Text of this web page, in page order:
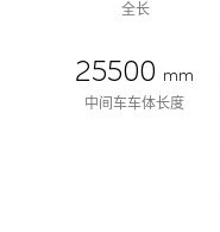
全长
25500 mm
中间车车体长度